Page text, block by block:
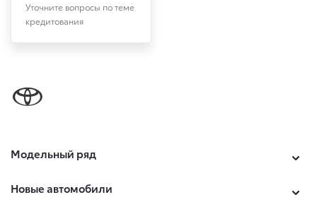
Уточните вопросы по теме
кредитования
Модельный ряд
Новые автомобили